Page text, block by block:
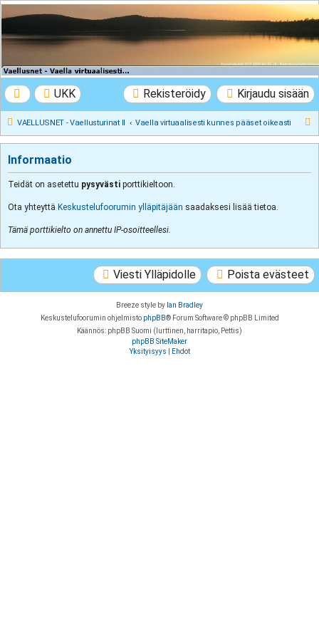
VAELLUSNET -
Vaellusturinat II
UKK Kirjaudu sisään
Rekisteröidy
VAELLUSNET - Vaellusturinat II Vaella virtuaalisesti kunnes pääset oikeasti
Informaatio
Teidät on asetettu pysyvästi porttikieltoon.
Ota yhteyttä Keskustelufoorumin ylläpitäjään saadaksesi lisää tietoa.
Tämä porttikielto on annettu IP-osoitteellesi.
Poista evästeet
Viesti Ylläpidolle
Breeze style by Ian Bradley
Keskustelufoorumin ohjelmisto phpBB® Forum Software © phpBB Limited
Käännös: phpBB Suomi (lurttinen, harritapio, Pettis)
phpBB SiteMaker
Yksityisyys
Ehdot